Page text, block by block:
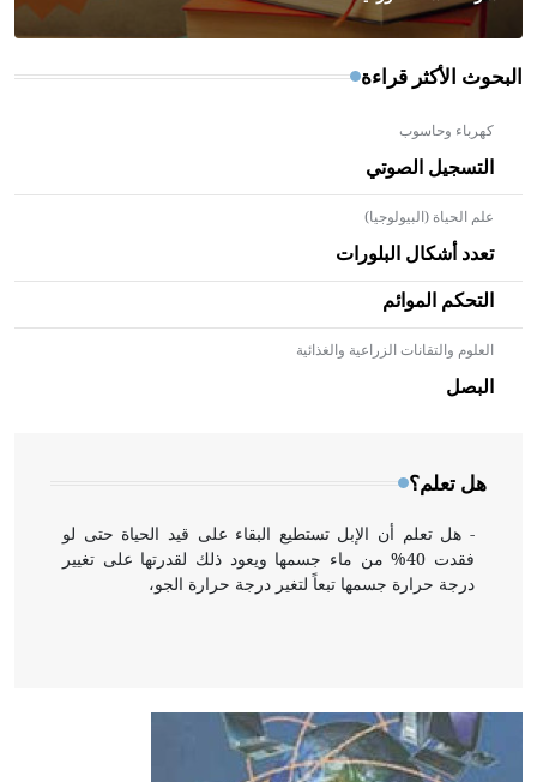
البحوث الأكثر قراءة
كهرباء وحاسوب
التسجيل الصوتي
علم الحياة (البيولوجيا)
تعدد أشكال البلورات
التحكم الموائم
العلوم والتقانات الزراعية والغذائية
البصل
هل تعلم؟
- هل تعلم أن الأبلق نوع من الفنون الهندسية التي ارتبطت
بالعمارة الإسلامية في بلاد الشام ومصر خاصة، حيث يحرص
المعمار على بناء مداميكه وخاصة في الواجهات
- هل تعلم أن الإبل تستطيع البقاء على قيد الحياة حتى لو
فقدت 40% من ماء جسمها ويعود ذلك لقدرتها على تغيير
درجة حرارة جسمها تبعاً لتغير درجة حرارة الجو،
- هل تعلم أن أبقراط كتب في الطب أربعة مؤلفات هي:
الحكم، الأدلة، تنظيم التغذية، ورسالته في جروح الرأس.
ويعود له الفضل بأنه حرر الطب من الدين والفلسفة.